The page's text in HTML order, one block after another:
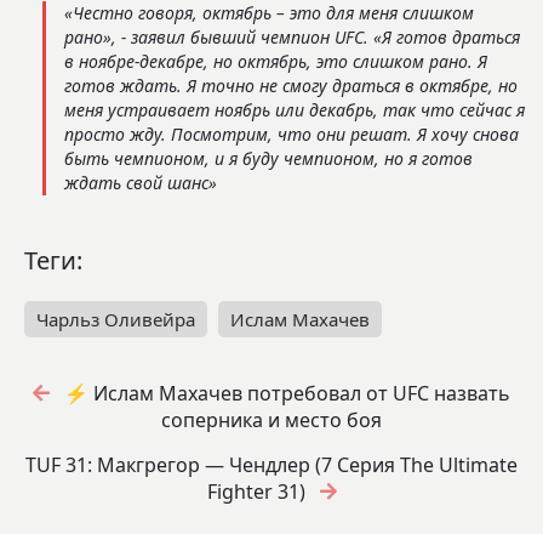
«Честно говоря, октябрь – это для меня слишком
рано», - заявил бывший чемпион UFC. «Я готов драться
в ноябре-декабре, но октябрь, это слишком рано. Я
готов ждать. Я точно не смогу драться в октябре, но
меня устраивает ноябрь или декабрь, так что сейчас я
просто жду. Посмотрим, что они решат. Я хочу снова
быть чемпионом, и я буду чемпионом, но я готов
ждать свой шанс»
Теги:
Чарльз Оливейра Ислам Махачев
⚡️ Ислам Махачев потребовал от UFC назвать
соперника и место боя
TUF 31: Макгрегор — Чендлер (7 Серия The Ultimate
Fighter 31)